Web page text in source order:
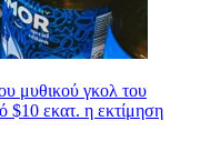
μυθικού γκολ του
εκατ. η εκτίμηση